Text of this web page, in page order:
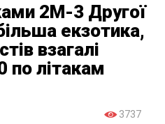
2М-3 Другої
екзотика,
взагалі
по літакам
3737